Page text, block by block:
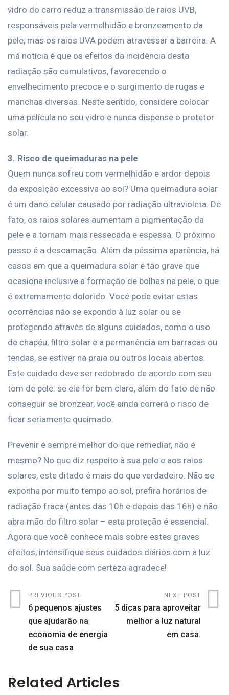
vidro do carro reduz a transmissão de raios UVB,
responsáveis pela vermelhidão e bronzeamento da
pele, mas os raios UVA podem atravessar a barreira. A
má notícia é que os efeitos da incidência desta
radiação são cumulativos, favorecendo o
envelhecimento precoce e o surgimento de rugas e
manchas diversas. Neste sentido, considere colocar
uma película no seu vidro e nunca dispense o protetor
solar.
3. Risco de queimaduras na pele
Quem nunca sofreu com vermelhidão e ardor depois
da exposição excessiva ao sol? Uma queimadura solar
é um dano celular causado por radiação ultravioleta. De
fato, os raios solares aumentam a pigmentação da
pele e a tornam mais ressecada e espessa. O próximo
passo é a descamação. Além da péssima aparência, há
casos em que a queimadura solar é tão grave que
ocasiona inclusive a formação de bolhas na pele, o que
é extremamente dolorido. Você pode evitar estas
ocorrências não se expondo à luz solar ou se
protegendo através de alguns cuidados, como o uso
de chapéu, filtro solar e a permanência em barracas ou
tendas, se estiver na praia ou outros locais abertos.
Este cuidado deve ser redobrado de acordo com seu
tom de pele: se ele for bem claro, além do fato de não
conseguir se bronzear, você ainda correrá o risco de
ficar seriamente queimado.
Prevenir é sempre melhor do que remediar, não é
mesmo? No que diz respeito à sua pele e aos raios
solares, este ditado é mais do que verdadeiro. Não se
exponha por muito tempo ao sol, prefira horários de
radiação fraca (antes das 10h e depois das 16h) e não
abra mão do filtro solar – esta proteção é essencial.
Agora que você conhece mais sobre estes graves
efeitos, intensifique seus cuidados diários com a luz
do sol. Sua saúde com certeza agradece!
PREVIOUS POST
6 pequenos ajustes
que ajudarão na
economia de energia
de sua casa
NEXT POST
5 dicas para aproveitar
melhor a luz natural
em casa.
Related Articles